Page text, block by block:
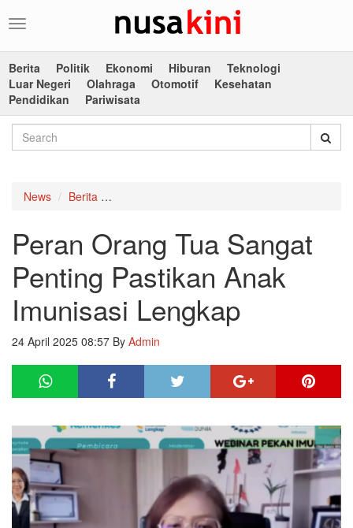
Toggle
Berita
Politik Ekonomi Hiburan
Teknologi
Luar Negeri
Olahraga Otomotif
Kesehatan
Pendidikan
Pariwisata
News Berita
Peran Orang Tua Sangat
Penting Pastikan Anak
Imunisasi Lengkap
24 April 2025 08:57 By Admin